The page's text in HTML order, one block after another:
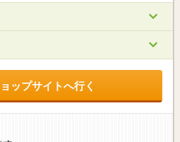
ップサイトへ行く